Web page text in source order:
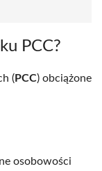
PCC?
(PCC) obciążone
osobowości